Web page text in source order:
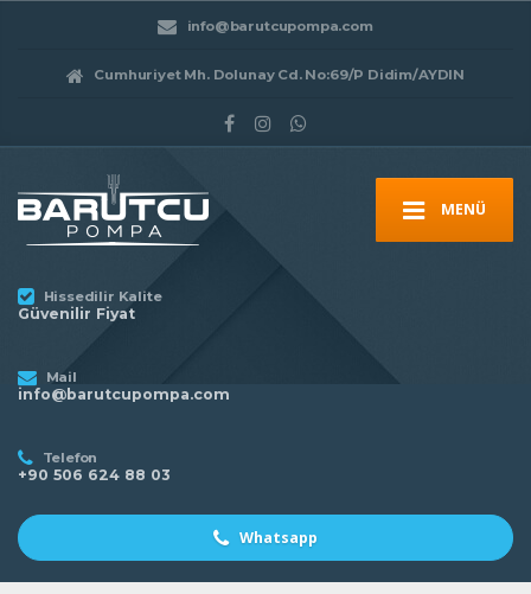
info@barutcupompa.com
Cumhuriyet Mh. Dolunay Cd. No:69/P Didim/AYDIN
MENÜ
Hissedilir Kalite
Güvenilir Fiyat
Mail
info@barutcupompa.com
Telefon
+90 506 624 88 03
Whatsapp